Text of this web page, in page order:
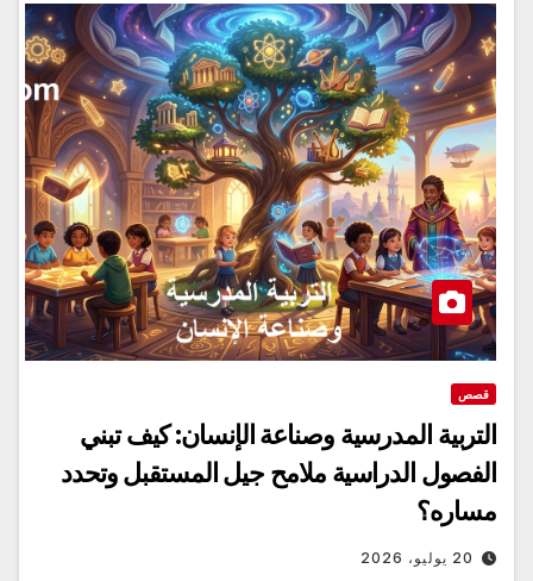
قصص
التربية المدرسية وصناعة الإنسان: كيف تبني
الفصول الدراسية ملامح جيل المستقبل وتحدد
مساره؟
20 يوليو، 2026